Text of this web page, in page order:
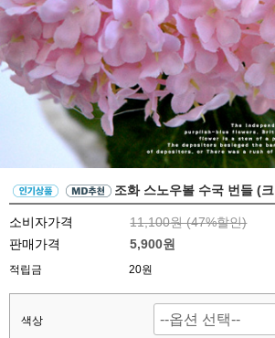
조화 스노우볼 수국 번들 (
소비자가격 11,100원 (47%할인)
판매가격
5,900원
적립금 20원
색상